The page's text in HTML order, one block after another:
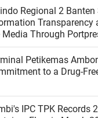
Regional 2
Transparency
Media Through
Port
Petikemas
to a Drug-
IPC TPK Records